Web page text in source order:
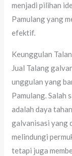
menjadi pilihan
Pamulang yang
efektif.
Keunggulan
Jual Talang
unggulan yang
Pamulang. Salah
adalah daya
galvanisasi yang
melindungi
tetapi juga